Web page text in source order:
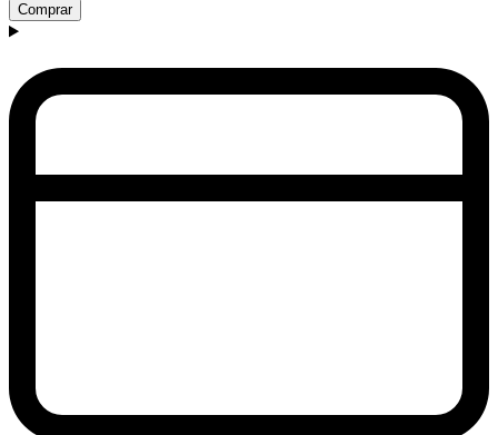
Comprar